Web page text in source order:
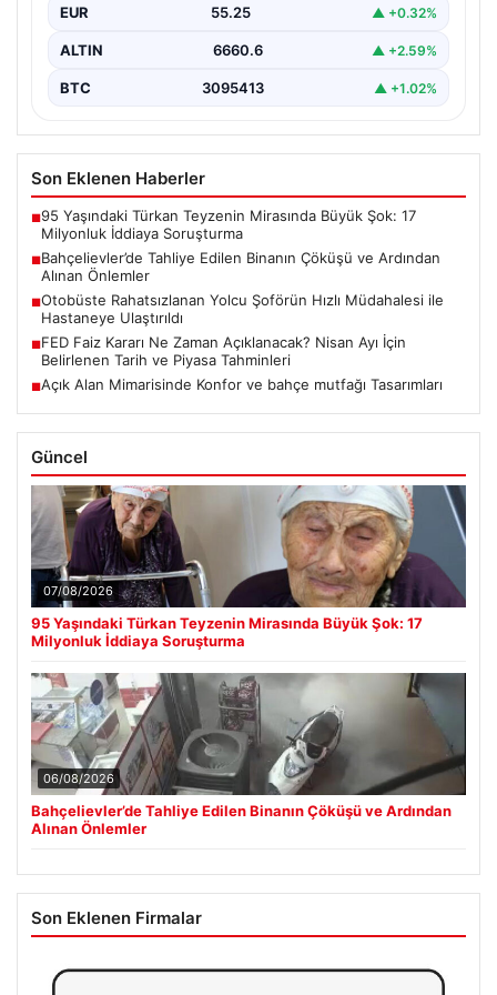
EUR 55.25 ▲ +0.32%
ALTIN 6660.6 ▲ +2.59%
BTC 3095413 ▲ +1.02%
Son Eklenen Haberler
■95 Yaşındaki Türkan Teyzenin Mirasında Büyük Şok: 17
Milyonluk İddiaya Soruşturma
■Bahçelievler’de Tahliye Edilen Binanın Çöküşü ve Ardından
Alınan Önlemler
■Otobüste Rahatsızlanan Yolcu Şoförün Hızlı Müdahalesi ile
Hastaneye Ulaştırıldı
■FED Faiz Kararı Ne Zaman Açıklanacak? Nisan Ayı İçin
Belirlenen Tarih ve Piyasa Tahminleri
■Açık Alan Mimarisinde Konfor ve bahçe mutfağı Tasarımları
Güncel
07/08/2026
95 Yaşındaki Türkan Teyzenin Mirasında Büyük Şok: 17
Milyonluk İddiaya Soruşturma
06/08/2026
Bahçelievler’de Tahliye Edilen Binanın Çöküşü ve Ardından
Alınan Önlemler
Son Eklenen Firmalar